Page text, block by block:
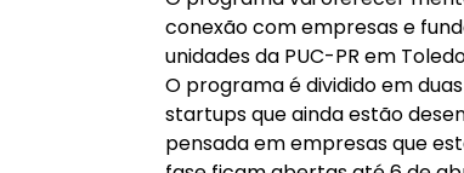
conexão com empresas e
unidades da PUC-PR em
O programa é dividido em
startups que ainda estão
pensada em empresas que